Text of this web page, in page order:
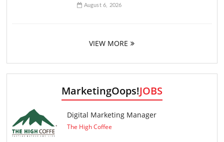
August 6, 2026
VIEW MORE
MarketingOops!JOBS
Digital Marketing Manager
The High Coffee